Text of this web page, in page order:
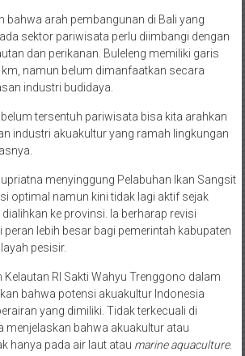
bahwa arah pembangunan di Bali yang
sektor pariwisata perlu diimbangi dengan
dan perikanan. Buleleng memiliki garis
namun belum dimanfaatkan secara
industri budidaya.
tersentuh pariwisata bisa kita arahkan
industri akuakultur yang ramah lingkungan
menyinggung Pelabuhan Ikan Sangsit
optimal namun kini tidak lagi aktif sejak
ke provinsi. Ia berharap revisi
lebih besar bagi pemerintah kabupaten
pesisir.
Kelautan RI Sakti Wahyu Trenggono dalam
bahwa potensi akuakultur Indonesia
yang dimiliki. Tidak terkecuali di
menjelaskan bahwa akuakultur atau
hanya pada air laut atau marine aquaculture.